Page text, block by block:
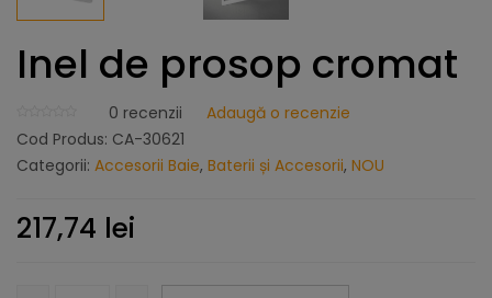
Inel de prosop cromat
0 recenzii
Adaugă o recenzie
Cod Produs: CA-30621
Categorii: Accesorii Baie, Baterii și Accesorii, NOU
217,74 lei